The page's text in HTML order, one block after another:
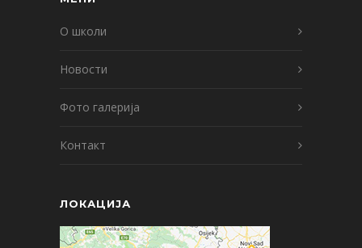
О школи
Новости
Фото галерија
Контакт
ЛОКАЦИЈА